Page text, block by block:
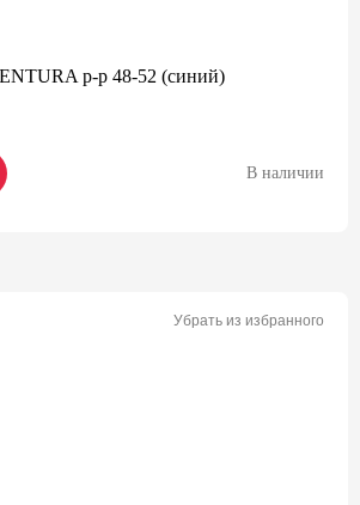
р-р 48-52 (синий)
В наличии
Убрать из избранного